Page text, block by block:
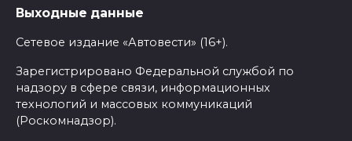
Выходные данные
Сетевое издание «Автовести» (16+).
Зарегистрировано Федеральной службой по
надзору в сфере связи, информационных
технологий и массовых коммуникаций
(Роскомнадзор).